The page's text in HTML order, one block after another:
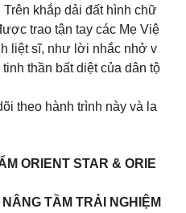
khắp dải đất hình chữ
trao tận tay các Mẹ Việ
liệt sĩ, như lời nhắc nhở v
thần bất diệt của dân tộ
theo hành trình này và la
ORIENT STAR & ORIE
TẦM TRẢI NGHIỆM